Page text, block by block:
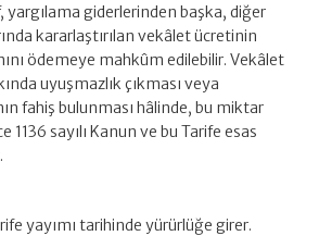
yargılama giderlerinden başka, diğer
kararlaştırılan vekâlet ücretinin
ödemeye mahkûm edilebilir. Vekâlet
uyuşmazlık çıkması veya
fahiş bulunması hâlinde, bu miktar
sayılı Kanun ve bu Tarife esas
yayımı tarihinde yürürlüğe girer.